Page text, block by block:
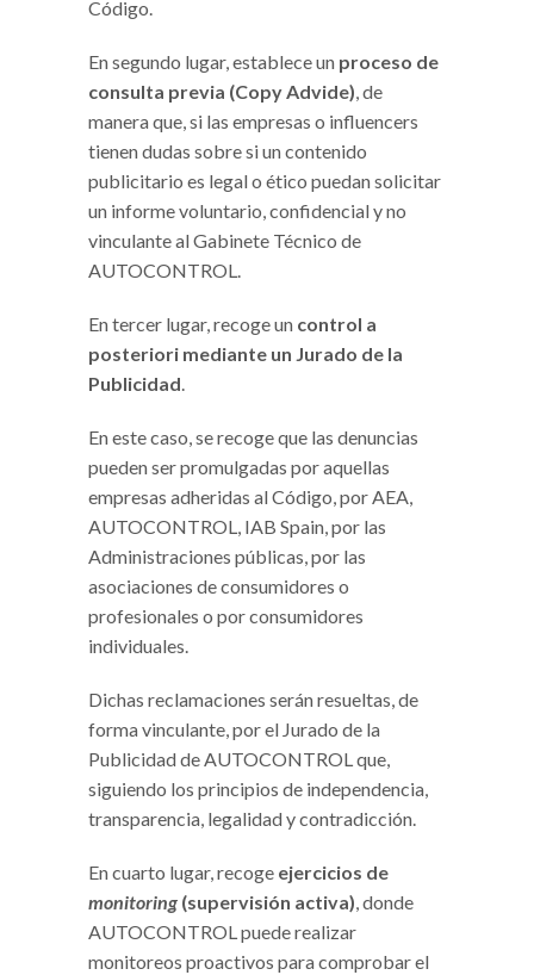
Código.
En segundo lugar, establece un proceso de
consulta previa (Copy Advide), de
manera que, si las empresas o influencers
tienen dudas sobre si un contenido
publicitario es legal o ético puedan solicitar
un informe voluntario, confidencial y no
vinculante al Gabinete Técnico de
AUTOCONTROL.
En tercer lugar, recoge un control a
posteriori mediante un Jurado de la
Publicidad.
En este caso, se recoge que las denuncias
pueden ser promulgadas por aquellas
empresas adheridas al Código, por AEA,
AUTOCONTROL, IAB Spain, por las
Administraciones públicas, por las
asociaciones de consumidores o
profesionales o por consumidores
individuales.
Dichas reclamaciones serán resueltas, de
forma vinculante, por el Jurado de la
Publicidad de AUTOCONTROL que,
siguiendo los principios de independencia,
transparencia, legalidad y contradicción.
En cuarto lugar, recoge ejercicios de
monitoring (supervisión activa), donde
AUTOCONTROL puede realizar
monitoreos proactivos para comprobar el